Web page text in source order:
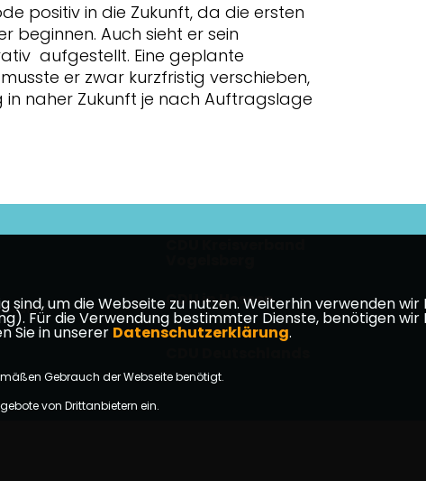
positiv in die Zukunft, da die ersten
beginnen. Auch sieht er sein
aufgestellt. Eine geplante
er zwar kurzfristig verschieben,
in naher Zukunft je nach Auftragslage
CDU in Hessen
sind, um die Webseite zu nutzen. Weiterhin verwenden
Für die Verwendung bestimmter Dienste, benötigen wir
Sie in unserer Datenschutzerklärung.
Gebrauch der Webseite benötigt.
von Drittanbietern ein.